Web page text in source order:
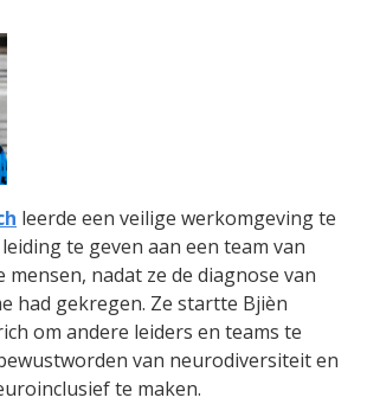
leerde een veilige werkomgeving te
te geven aan een team van
nadat ze de diagnose van
had gekregen. Ze startte Bjièn
om andere leiders en teams te
van neurodiversiteit en
te maken.